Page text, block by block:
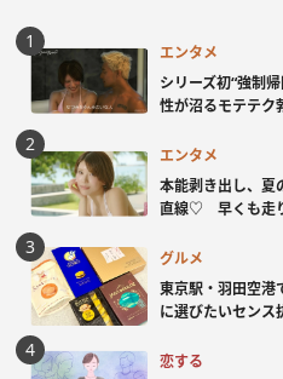
エンタメ
シリーズ初“強制
性が沼るモテテク
エンタメ
本能剥き出し、
直線♡ 早くも走
グルメ
東京駅・羽田空
に選びたいセンス
恋する